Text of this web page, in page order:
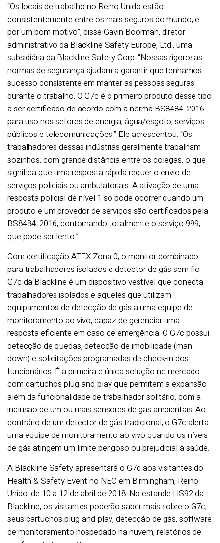
“Os locais de trabalho no Reino Unido estão
consistentemente entre os mais seguros do mundo, e
por um bom motivo”, disse Gavin Boorman, diretor
administrativo da Blackline Safety Europe, Ltd., uma
subsidiária da Blackline Safety Corp. “Nossas rigorosas
normas de segurança ajudam a garantir que tenhamos
sucesso consistente em manter as pessoas seguras
durante o trabalho. O G7c é o primeiro produto desse tipo
a ser certificado de acordo com a norma BS8484: 2016
para uso nos setores de energia, água/esgoto, serviços
públicos e telecomunicações.” Ele acrescentou: “Os
trabalhadores dessas indústrias geralmente trabalham
sozinhos, com grande distância entre os colegas, o que
significa que uma resposta rápida requer o envio de
serviços policiais ou ambulatoriais. A ativação de uma
resposta policial de nível 1 só pode ocorrer quando um
produto e um provedor de serviços são certificados pela
BS8484: 2016, contornando totalmente o serviço 999,
que pode ser lento.”
Com certificação ATEX Zona 0, o monitor combinado
para trabalhadores isolados e detector de gás sem fio
G7c da Blackline é um dispositivo vestível que conecta
trabalhadores isolados e aqueles que utilizam
equipamentos de detecção de gás a uma equipe de
monitoramento ao vivo, capaz de gerenciar uma
resposta eficiente em caso de emergência. O G7c possui
detecção de quedas, detecção de imobilidade (man-
down) e solicitações programadas de check-in dos
funcionários. É a primeira e única solução no mercado
com cartuchos plug-and-play que permitem a expansão
além da funcionalidade de trabalhador solitário, com a
inclusão de um ou mais sensores de gás ambientais. Ao
contrário de um detector de gás tradicional, o G7c alerta
uma equipe de monitoramento ao vivo quando os níveis
de gás atingem um limite perigoso ou prejudicial à saúde.
A Blackline Safety apresentará o G7c aos visitantes do
Health & Safety Event no NEC em Birmingham, Reino
Unido, de 10 a 12 de abril de 2018. No estande HS92 da
Blackline, os visitantes poderão saber mais sobre o G7c,
seus cartuchos plug-and-play, detecção de gás, software
de monitoramento hospedado na nuvem, relatórios de